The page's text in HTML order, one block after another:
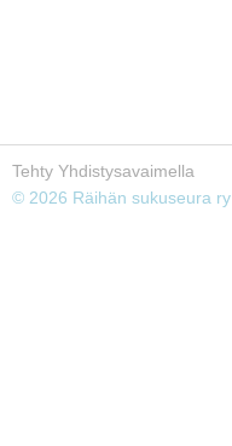
Tehty Yhdistysavaimella
© 2026 Räihän sukuseura ry